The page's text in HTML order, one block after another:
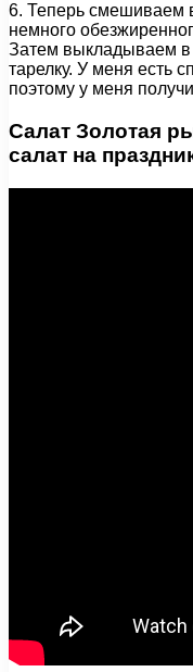
6. Теперь смешиваем
немного
Затем выкладываем в
тарелку. У меня есть
поэтому у меня
Салат Золотая
салат на